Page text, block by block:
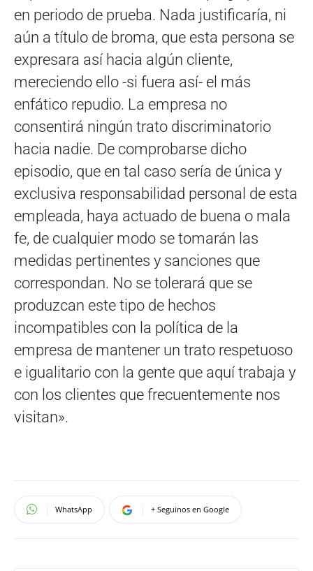
en periodo de prueba. Nada justificaría, ni
aún a título de broma, que esta persona se
expresara así hacia algún cliente,
mereciendo ello -si fuera así- el más
enfático repudio. La empresa no
consentirá ningún trato discriminatorio
hacia nadie. De comprobarse dicho
episodio, que en tal caso sería de única y
exclusiva responsabilidad personal de esta
empleada, haya actuado de buena o mala
fe, de cualquier modo se tomarán las
medidas pertinentes y sanciones que
correspondan. No se tolerará que se
produzcan este tipo de hechos
incompatibles con la política de la
empresa de mantener un trato respetuoso
e igualitario con la gente que aquí trabaja y
con los clientes que frecuentemente nos
visitan».
WhatsApp + Seguinos en Google